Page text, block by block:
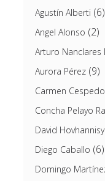
Agustín Alberti (6)
Angel Alonso (2)
Arturo Nanclares
Aurora Pérez(9)
Carmen
Concha Pelayo
David
Diego Caballo (6)
Domingo